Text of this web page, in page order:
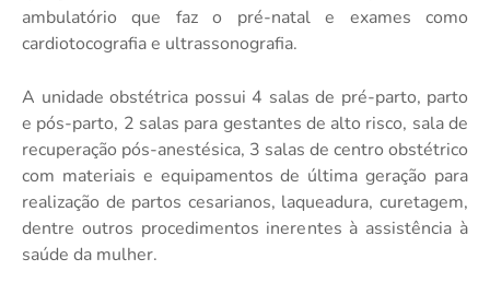
ambulatório que faz o pré-natal e exames como
cardiotocografia e ultrassonografia.
A unidade obstétrica possui 4 salas de pré-parto, parto
e pós-parto, 2 salas para gestantes de alto risco, sala de
recuperação pós-anestésica, 3 salas de centro obstétrico
com materiais e equipamentos de última geração para
realização de partos cesarianos, laqueadura, curetagem,
dentre outros procedimentos inerentes à assistência à
saúde da mulher.